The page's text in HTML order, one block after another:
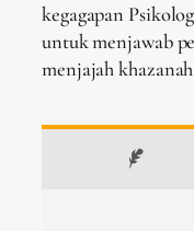
kegagapan
untuk menjawab
menjajah